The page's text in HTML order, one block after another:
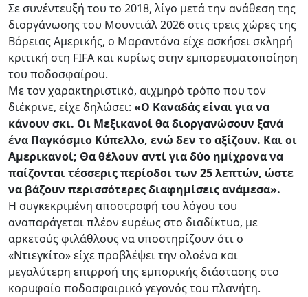
Σε συνέντευξή του το 2018, λίγο μετά την ανάθεση της
διοργάνωσης του Μουντιάλ 2026 στις τρεις χώρες της
Βόρειας Αμερικής, ο Μαραντόνα είχε ασκήσει σκληρή
κριτική στη FIFA και κυρίως στην εμπορευματοποίηση
του ποδοσφαίρου.
Με τον χαρακτηριστικό, αιχμηρό τρόπο που τον
διέκρινε, είχε δηλώσει: «Ο Καναδάς είναι για να
κάνουν σκι. Οι Μεξικανοί θα διοργανώσουν ξανά
ένα Παγκόσμιο Κύπελλο, ενώ δεν το αξίζουν. Και οι
Αμερικανοί; Θα θέλουν αντί για δύο ημίχρονα να
παίζονται τέσσερις περίοδοι των 25 λεπτών, ώστε
να βάζουν περισσότερες διαφημίσεις ανάμεσα».
Η συγκεκριμένη αποστροφή του λόγου του
αναπαράγεται πλέον ευρέως στο διαδίκτυο, με
αρκετούς φιλάθλους να υποστηρίζουν ότι ο
«Ντιεγκίτο» είχε προβλέψει την ολοένα και
μεγαλύτερη επιρροή της εμπορικής διάστασης στο
κορυφαίο ποδοσφαιρικό γεγονός του πλανήτη.